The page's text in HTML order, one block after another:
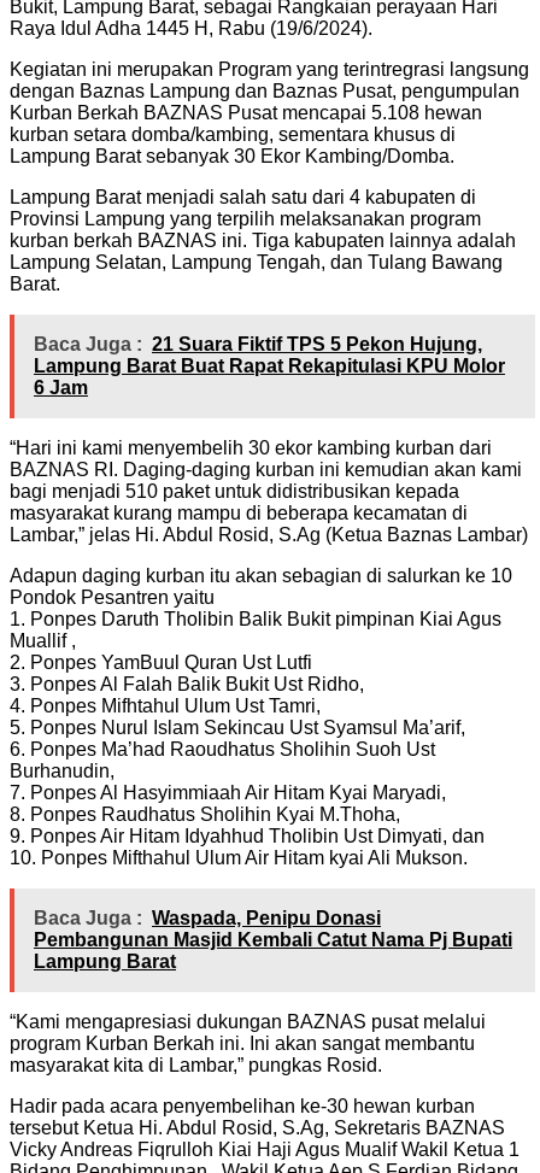
Bukit, Lampung Barat, sebagai Rangkaian perayaan Hari
Raya Idul Adha 1445 H, Rabu (19/6/2024).
Kegiatan ini merupakan Program yang terintregrasi langsung
dengan Baznas Lampung dan Baznas Pusat, pengumpulan
Kurban Berkah BAZNAS Pusat mencapai 5.108 hewan
kurban setara domba/kambing, sementara khusus di
Lampung Barat sebanyak 30 Ekor Kambing/Domba.
Lampung Barat menjadi salah satu dari 4 kabupaten di
Provinsi Lampung yang terpilih melaksanakan program
kurban berkah BAZNAS ini. Tiga kabupaten lainnya adalah
Lampung Selatan, Lampung Tengah, dan Tulang Bawang
Barat.
Baca Juga : 21 Suara Fiktif TPS 5 Pekon Hujung,
Lampung Barat Buat Rapat Rekapitulasi KPU Molor
6 Jam
“Hari ini kami menyembelih 30 ekor kambing kurban dari
BAZNAS RI. Daging-daging kurban ini kemudian akan kami
bagi menjadi 510 paket untuk didistribusikan kepada
masyarakat kurang mampu di beberapa kecamatan di
Lambar,” jelas Hi. Abdul Rosid, S.Ag (Ketua Baznas Lambar)
Adapun daging kurban itu akan sebagian di salurkan ke 10
Pondok Pesantren yaitu
1. Ponpes Daruth Tholibin Balik Bukit pimpinan Kiai Agus
Muallif ,
2. ⁠Ponpes YamBuul Quran Ust Lutfi
3. ⁠Ponpes Al Falah Balik Bukit Ust Ridho,
4. ⁠Ponpes Mifhtahul Ulum Ust Tamri,
5. ⁠Ponpes Nurul Islam Sekincau Ust Syamsul Ma’arif,
6. ⁠Ponpes Ma’had Raoudhatus Sholihin Suoh Ust
Burhanudin,
7. ⁠Ponpes Al Hasyimmiaah Air Hitam Kyai Maryadi,
8. ⁠Ponpes Raudhatus Sholihin Kyai M.Thoha,
9. ⁠Ponpes Air Hitam Idyahhud Tholibin Ust Dimyati, dan
10. ⁠Ponpes Mifthahul Ulum Air Hitam kyai Ali Mukson.
Baca Juga : Waspada, Penipu Donasi
Pembangunan Masjid Kembali Catut Nama Pj Bupati
Lampung Barat
“Kami mengapresiasi dukungan BAZNAS pusat melalui
program Kurban Berkah ini. Ini akan sangat membantu
masyarakat kita di Lambar,” pungkas Rosid.
Hadir pada acara penyembelihan ke-30 hewan kurban
tersebut Ketua Hi. Abdul Rosid, S.Ag, Sekretaris BAZNAS
Vicky Andreas Fiqrulloh Kiai Haji Agus Mualif Wakil Ketua 1